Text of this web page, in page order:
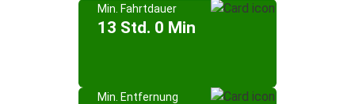
Min. Fahrtdauer
13 Std. 0 Min
Min. Entfernung